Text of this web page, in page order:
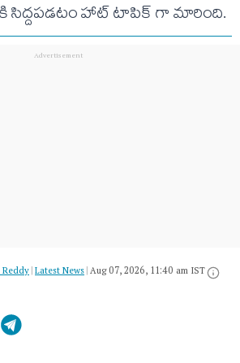
సిద్దపడటం హాట్ టాపిక్ గా మారింది.
|Latest News|Aug 07, 2026, 11:40 am IST